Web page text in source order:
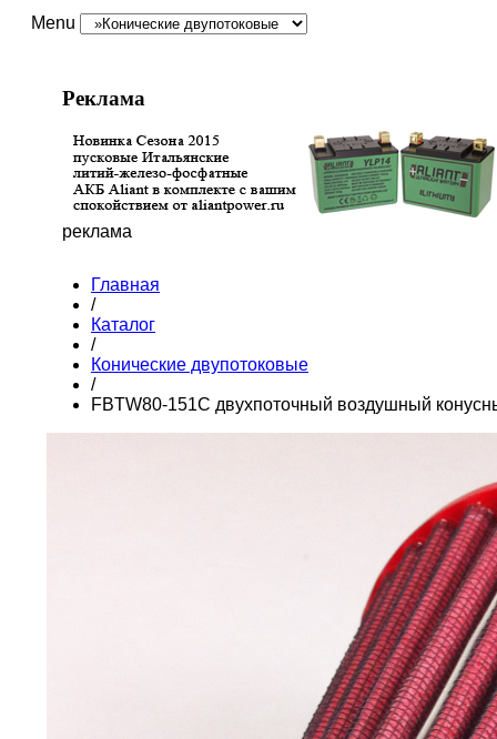
Menu
Реклама
реклама
Главная
/
Каталог
/
Конические двупотоковые
/
FBTW80-151C двухпоточный воздушный